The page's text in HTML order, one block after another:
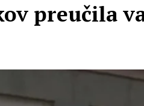
preučila